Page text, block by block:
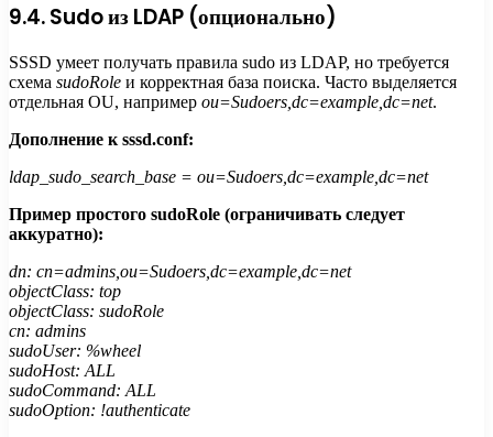
9.4. Sudo из LDAP (опционально)
SSSD умеет получать правила sudo из LDAP, но требуется
схема sudoRole и корректная база поиска. Часто выделяется
отдельная OU, например ou=Sudoers,dc=example,dc=net.
Дополнение к sssd.conf:
ldap_sudo_search_base = ou=Sudoers,dc=example,dc=net
Пример простого sudoRole (ограничивать следует
аккуратно):
dn: cn=admins,ou=Sudoers,dc=example,dc=net
objectClass: top
objectClass: sudoRole
cn: admins
sudoUser: %wheel
sudoHost: ALL
sudoCommand: ALL
sudoOption: !authenticate